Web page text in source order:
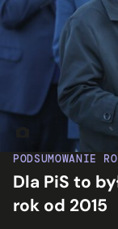
PODSUMOWANIE
Dla PiS to
rok od 2015
Jarosław